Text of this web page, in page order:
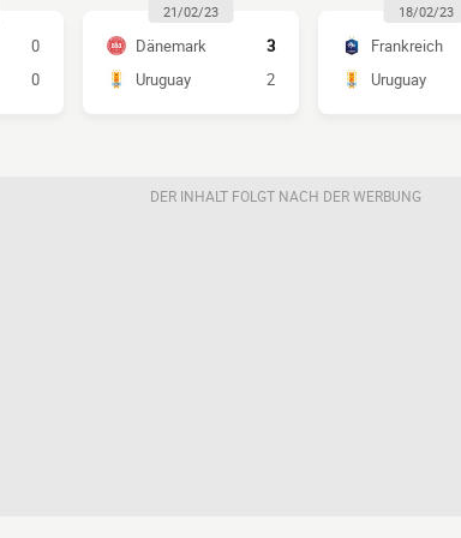
0
0
21/02/23
Dänemark
3
Uruguay
2
18/02/23
Frankreich
Uruguay
DER INHALT FOLGT NACH DER WERBUNG